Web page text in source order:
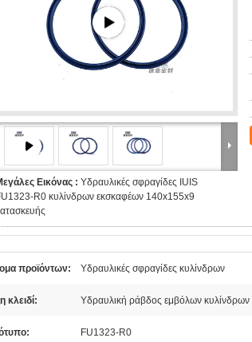
Εικόνας : Υδραυλικές σφραγίδες IUIS
R0 κυλίνδρων εκσκαφέων 140x155x9
προϊόντων: Υδραυλικές σφραγίδες κυλίνδρων
κλειδί: Υδραυλική ράβδος εμβόλων κυλίνδρων
FU1323-R0